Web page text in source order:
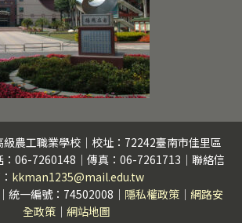
農工職業學校｜校址：72242臺南市佳里區
：06-7260148｜傳真：06-7261713｜聯絡信
kkman1235@mail.edu.tw
｜統一編號：74502008｜ 隱私權政策 ｜ 網路安
全政策 ｜ 網站地圖